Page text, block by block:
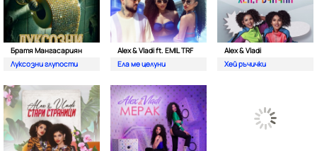
Братя Мангасариян
Луксозни глупости
Alex & Vladi ft. EMIL TRF
Ела ме целуни
Alex & Vladi
Хей ръчички